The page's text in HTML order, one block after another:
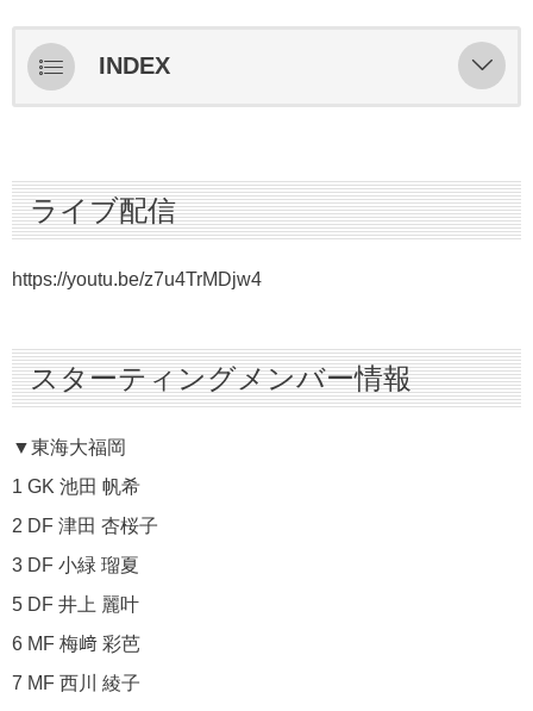
INDEX
ハイライト
インタビュー
ライブ配信
https://youtu.be/z7u4TrMDjw4
スターティングメンバー情報
▼東海大福岡
1 GK 池田 帆希
2 DF 津田 杏桜子
3 DF 小緑 瑠夏
5 DF 井上 麗叶
6 MF 梅﨑 彩芭
7 MF 西川 綾子